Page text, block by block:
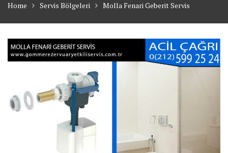
Home Servis Bölgeleri Molla Fenari Geberit Servis